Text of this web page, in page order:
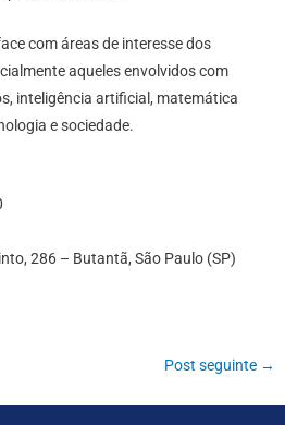
com áreas de interesse dos
aqueles envolvidos com
inteligência artificial, matemática
e sociedade.
286 – Butantã, São Paulo (SP)
Post seguinte →